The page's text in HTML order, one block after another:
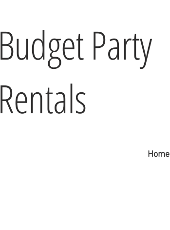
Budget Party
Rentals
Home